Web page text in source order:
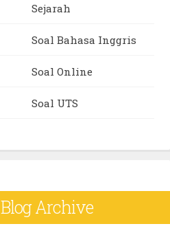
Sejarah
Soal Bahasa Inggris
Soal Online
Soal UTS
Blog Archive